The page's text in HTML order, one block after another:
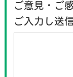
ご意見・ご
ご入力し送